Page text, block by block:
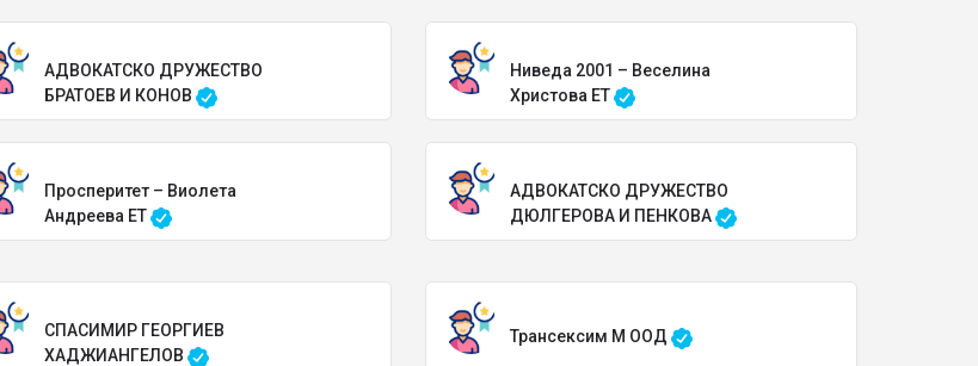
АДВОКАТСКО ДРУЖЕСТВО
БРАТОЕВ И КОНОВ
Ниведа 2001 – Веселина
Христова ЕТ
Просперитет – Виолета
Андреева ЕТ
АДВОКАТСКО ДРУЖЕСТВО
ДЮЛГЕРОВА И ПЕНКОВА
СПАСИМИР ГЕОРГИЕВ
ХАДЖИАНГЕЛОВ
Трансексим М ООД